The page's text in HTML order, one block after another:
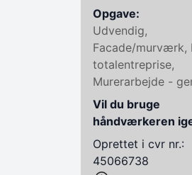
Opgave:
Udvendig,
Facade/murværk,
totalentreprise,
Murerarbejde -
Vil du bruge
håndværkeren
Oprettet i cvr nr.:
45066738